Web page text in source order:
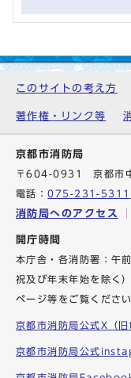
このサイトの考え方
著作権・リンク等
京都市消防局
〒604-0931 京都市
電話：075-231-5311
消防局へのアクセス
開庁時間
本庁舎・各消防署：午
祝及び年末年始を除く
ページ等をご覧ください
京都市消防局公式X（
京都市消防局公式